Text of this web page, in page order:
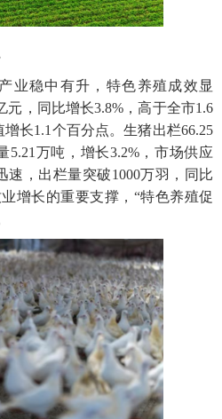
业稳中有升，特色养殖成效显
元，同比增长3.8%，高于全市1.6
长1.1个百分点。生猪出栏66.25
5.21万吨，增长3.2%，市场供应
速，出栏量突破1000万羽，同比
增长的重要支撑，“特色养殖促